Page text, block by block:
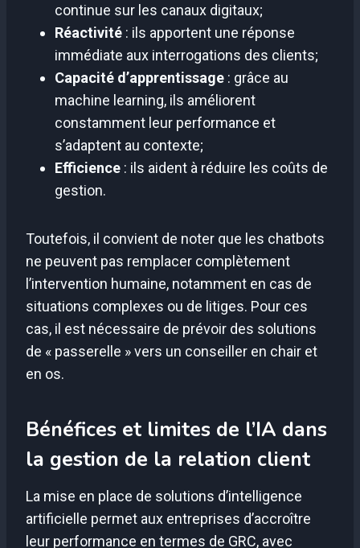
continue sur les canaux digitaux;
Réactivité : ils apportent une réponse
immédiate aux interrogations des clients;
Capacité d’apprentissage : grâce au
machine learning, ils améliorent
constamment leur performance et
s’adaptent au contexte;
Efficience : ils aident à réduire les coûts de
gestion.
Toutefois, il convient de noter que les chatbots
ne peuvent pas remplacer complètement
l’intervention humaine, notamment en cas de
situations complexes ou de litiges. Pour ces
cas, il est nécessaire de prévoir des solutions
de « passerelle » vers un conseiller en chair et
en os.
Bénéfices et limites de l’IA dans
la gestion de la relation client
La mise en place de solutions d’intelligence
artificielle permet aux entreprises d’accroître
leur performance en termes de GRC, avec